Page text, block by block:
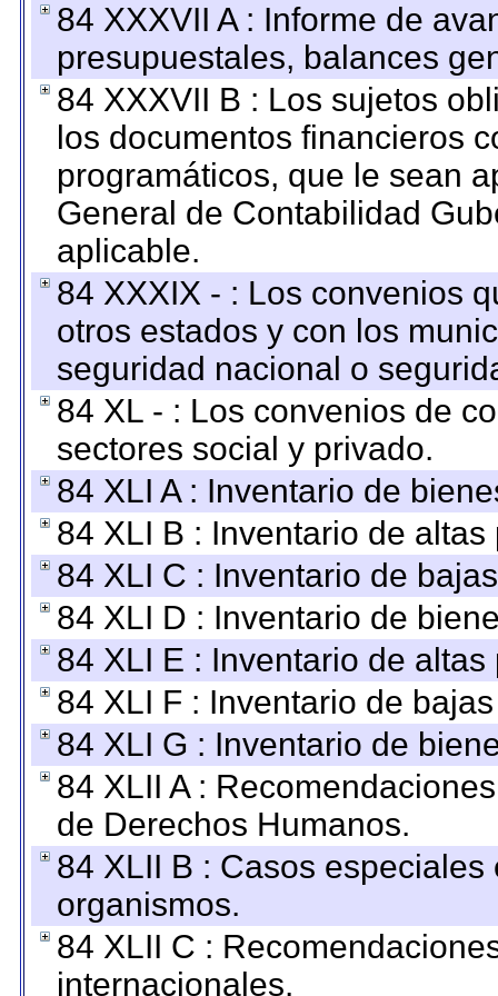
84 XXXVII A : Informe de
presupuestales, balances
84 XXXVII B : Los sujetos
los documentos financieros
programáticos, que le sean
General de Contabilidad
aplicable.
84 XXXIX - : Los convenios
otros estados y con los
seguridad nacional o
84 XL - : Los convenios de
sectores social y privado.
84 XLI A : Inventario de
84 XLI B : Inventario de
84 XLI C : Inventario de
84 XLI D : Inventario de
84 XLI E : Inventario de
84 XLI F : Inventario de
84 XLI G : Inventario de
84 XLII A :
de Derechos Humanos.
84 XLII B : Casos
organismos.
84 XLII C :
internacionales.